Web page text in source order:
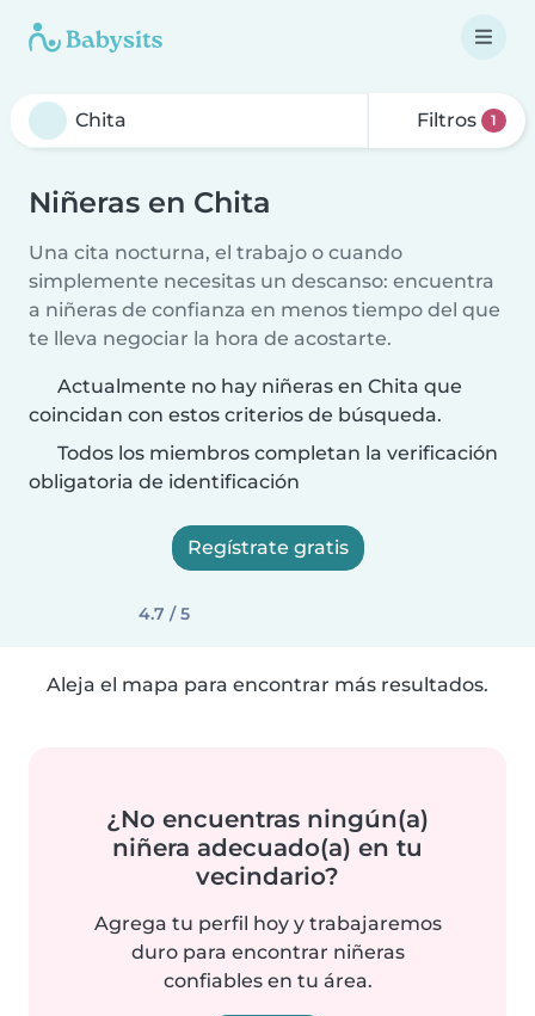
Filtros 1
Niñeras en Chita
Una cita nocturna, el trabajo o cuando
simplemente necesitas un descanso: encuentra
a niñeras de confianza en menos tiempo del que
te lleva negociar la hora de acostarte.
Actualmente no hay niñeras en Chita que
coincidan con estos criterios de búsqueda.
Todos los miembros completan la verificación
obligatoria de identificación
Regístrate gratis
4.7 / 5
Aleja el mapa para encontrar más resultados.
¿No encuentras ningún(a)
niñera adecuado(a) en tu
vecindario?
Agrega tu perfil hoy y trabajaremos
duro para encontrar niñeras
confiables en tu área.